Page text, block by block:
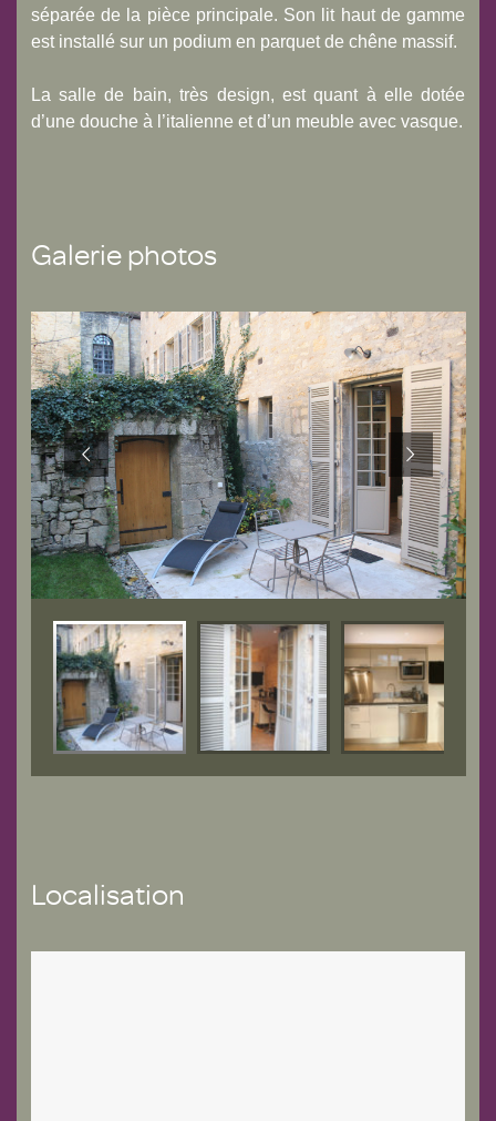
séparée de la pièce principale. Son lit haut de gamme
est installé sur un podium en parquet de chêne massif.
La salle de bain, très design, est quant à elle dotée
d’une douche à l’italienne et d’un meuble avec vasque.
Galerie photos
Localisation